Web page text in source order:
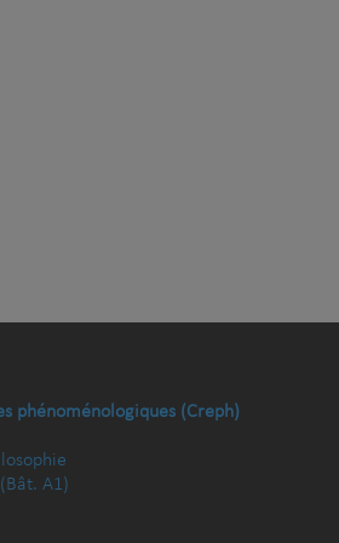
phénoménologiques (Creph)
A1)